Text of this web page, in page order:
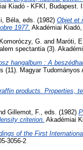
Kiadó - KFKI, Budapest.
Béla, eds. (1982) Objet et
1977. Akadémiai
Komoróczy, G. and Maróti, E.
spectantia (3).
hangalbum : A
(11). Magyar
products. Properties,
Gillemot, F., eds. (1982)
criterion. Akadémiai
of the First
3056-2